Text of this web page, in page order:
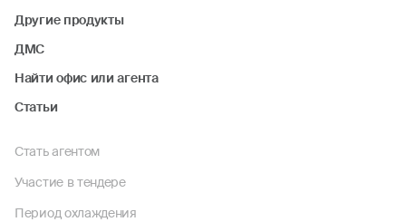
Другие продукты
ДМС
Найти офис или агента
Статьи
Стать агентом
Участие в тендере
Период охлаждения